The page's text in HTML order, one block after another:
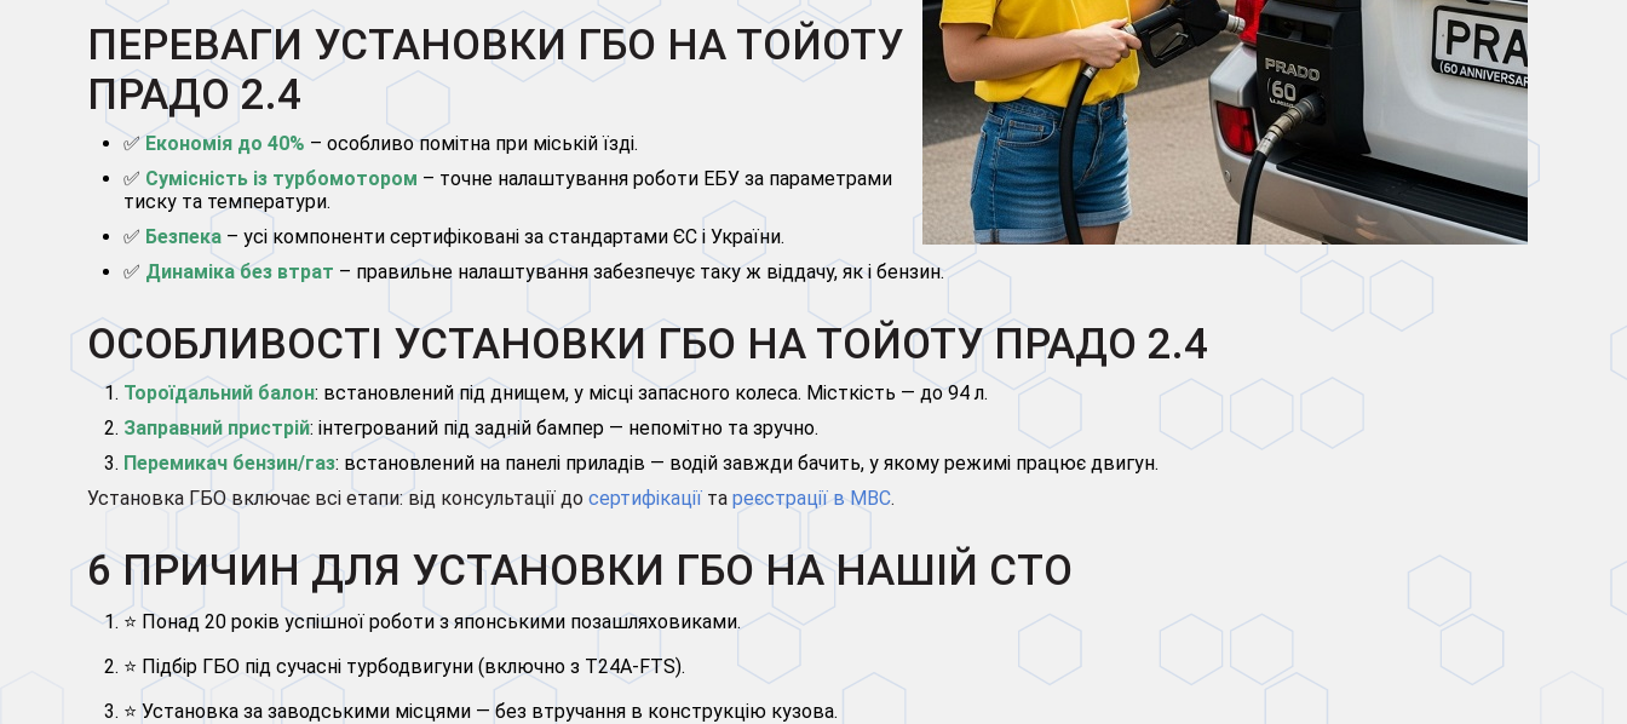
ПЕРЕВАГИ УСТАНОВКИ ГБО НА ТОЙОТУ
ПРАДО 2.4
✅Економія до 40% – особливо помітна при міській їзді.
✅ Сумісність із турбомотором – точне налаштування роботи ЕБУ за параметрами
тиску та температури.
✅ Безпека – усі компоненти сертифіковані за стандартами ЄС і України.
✅ Динаміка без втрат – правильне налаштування забезпечує таку ж віддачу, як і бензин.
ОСОБЛИВОСТІ УСТАНОВКИ ГБО НА ТОЙОТУ ПРАДО 2.4
Тороїдальний балон: встановлений під днищем, у місці запасного колеса. Місткість — до 94 л.
Заправний пристрій: інтегрований під задній бампер — непомітно та зручно.
Перемикач бензин/газ: встановлений на панелі приладів — водій завжди бачить, у якому режимі працює двигун.
Установка ГБО включає всі етапи: від консультації до сертифікації та реєстрації в МВС.
6 ПРИЧИН ДЛЯ УСТАНОВКИ ГБО НА НАШІЙ СТО
⭐ Понад 20 років успішної роботи з японськими позашляховиками.
⭐ Підбір ГБО під сучасні турбодвигуни (включно з T24A-FTS).
⭐ Установка за заводськими місцями — без втручання в конструкцію кузова.